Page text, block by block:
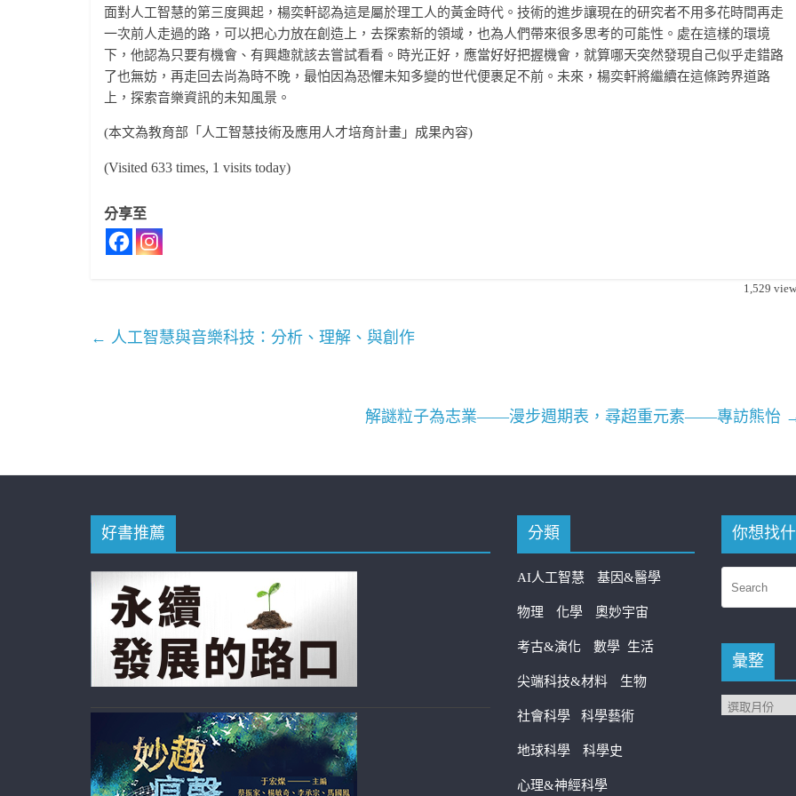
面對人工智慧的第三度興起，楊奕軒認為這是屬於理工人的黃金時代。技術的進步讓現在的研究者不用多花時間再走
一次前人走過的路，可以把心力放在創造上，去探索新的領域，也為人們帶來很多思考的可能性。處在這樣的環境
下，他認為只要有機會、有興趣就該去嘗試看看。時光正好，應當好好把握機會，就算哪天突然發現自己似乎走錯路
了也無妨，再走回去尚為時不晚，最怕因為恐懼未知多變的世代便裹足不前。未來，楊奕軒將繼續在這條跨界道路
上，探索音樂資訊的未知風景。
(本文為教育部「人工智慧技術及應用人才培育計畫」成果內容)
(Visited 633 times, 1 visits today)
分享至
1,529
← 人工智慧與音樂科技：分析、理解、與創作
解謎粒子為志業——漫步週期表，尋超重元素——專訪熊怡
好書推薦 分類
AI人工智慧 基因&醫學
物理 化學 奧妙宇宙
考古&演化 數學 生活
尖端科技&材料 生物
社會科學 科學藝術
地球科學 科學史
心理&神經科學
你想找
彙整